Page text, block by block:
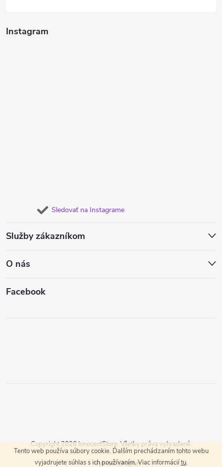
Tento web používa súbory cookie. Ďalším prechádzaním tohto webu
vyjadrujete súhlas s ich používaním. Viac informáciítu.
Instagram
Sledovať na Instagrame
Služby zákazníkom
O nás
Facebook
Vytvoril Shoptet
Copyright 2026 InnocentStore. Všetky práva vyhradené.